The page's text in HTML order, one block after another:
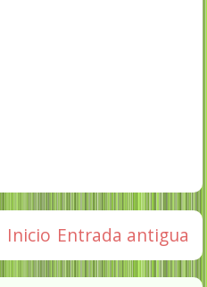
Entrada antigua
Inicio